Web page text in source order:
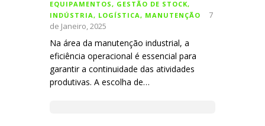
EQUIPAMENTOS, GESTÃO DE STOCK,
INDÚSTRIA, LOGÍSTICA, MANUTENÇÃO
7
de Janeiro, 2025
Na área da manutenção industrial, a
eficiência operacional é essencial para
garantir a continuidade das atividades
produtivas. A escolha de…